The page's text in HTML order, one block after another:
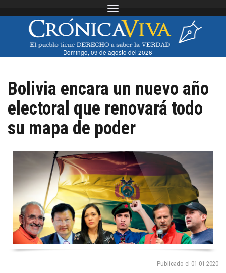
Toggle navigation
Domingo, 09 de agosto del 2026
Bolivia encara un nuevo año
electoral que renovará todo
su mapa de poder
Publicado el 01-01-2020